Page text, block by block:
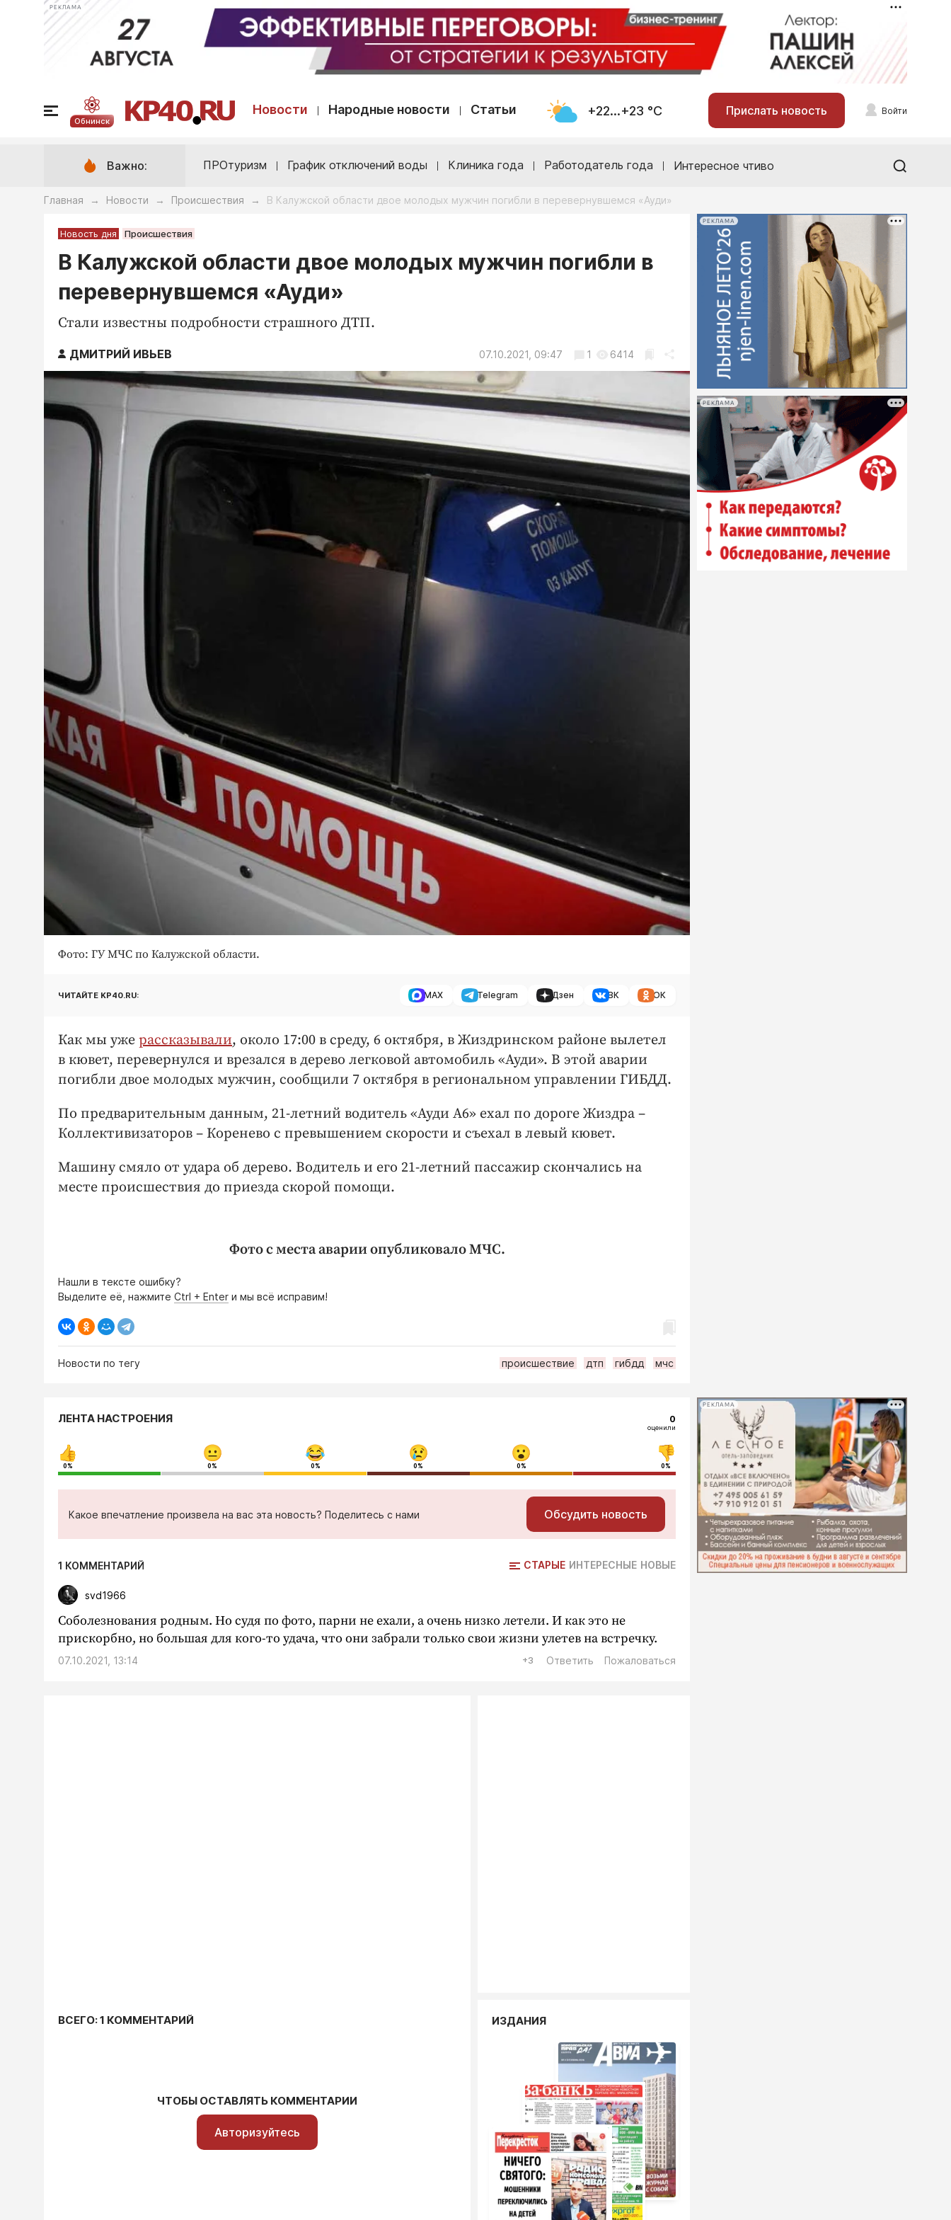
РЕКЛАМА
Обнинск
Новости Народные новости Статьи +22...+23 °С Прислать новость Войти
Важно: ПРОтуризм График отключений воды Клиника года Работодатель года Интересное чтиво
Главная → Новости → Происшествия → В Калужской области двое молодых мужчин погибли в перевернувшемся «Ауди»
Новость дня Происшествия
В Калужской области двое молодых мужчин погибли в
перевернувшемся «Ауди»
Стали известны подробности страшного ДТП.
ДМИТРИЙ ИВЬЕВ 07.10.2021, 09:47 1 6414
Фото: ГУ МЧС по Калужской области.
ЧИТАЙТЕ KP40.RU: MAX Telegram Дзен ВК ОК
Как мы уже рассказывали, около 17:00 в среду, 6 октября, в Жиздринском районе вылетел
в кювет, перевернулся и врезался в дерево легковой автомобиль «Ауди». В этой аварии
погибли двое молодых мужчин, сообщили 7 октября в региональном управлении ГИБДД.
По предварительным данным, 21-летний водитель «Ауди А6» ехал по дороге Жиздра –
Коллективизаторов – Коренево с превышением скорости и съехал в левый кювет.
Машину смяло от удара об дерево. Водитель и его 21-летний пассажир скончались на
месте происшествия до приезда скорой помощи.
Фото с места аварии опубликовало МЧС.
Нашли в тексте ошибку?
Выделите её, нажмите Ctrl + Enter и мы всё исправим!
Новости по тегу происшествие дтп гибдд мчс
РЕКЛАМА
РЕКЛАМА
ЛЕНТА НАСТРОЕНИЯ 0
оценили
0% 0% 0% 0% 0% 0%
Какое впечатление произвела на вас эта новость? Поделитесь с нами Обсудить новость
1 КОММЕНТАРИЙ СТАРЫЕ ИНТЕРЕСНЫЕ НОВЫЕ
svd1966
Соболезнования родным. Но судя по фото, парни не ехали, а очень низко летели. И как это не
прискорбно, но большая для кого-то удача, что они забрали только свои жизни улетев на встречку.
07.10.2021, 13:14 +3 Ответить Пожаловаться
ВСЕГО: 1 КОММЕНТАРИЙ
ЧТОБЫ ОСТАВЛЯТЬ КОММЕНТАРИИ
Авторизуйтесь
ИЗДАНИЯ
РЕКЛАМА